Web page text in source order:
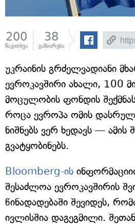
200
წაკითხვა
38
გაზიარება
უკრაინის გრძელვადიანი
ევროკავშირი ახალი, 100
მოცულობის ფონდის შექმნას
როცა ევროპა ომის
ნიშნებს ვერ ხედავს — ამის
გვატყობინებს.
Bloomberg-ის
შესაძლოა ევროკავშირის
წინადადებაში შევიდეს,
ივლისშია დაგეგმილი.